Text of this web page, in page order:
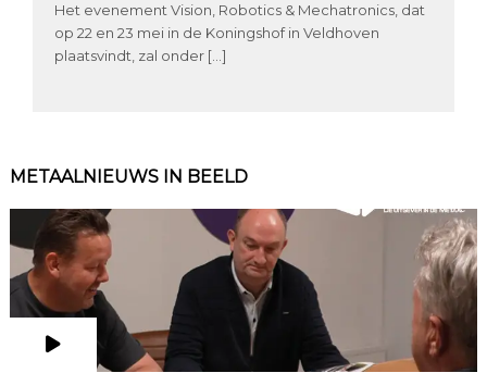
Het evenement Vision, Robotics & Mechatronics, dat
op 22 en 23 mei in de Koningshof in Veldhoven
plaatsvindt, zal onder […]
METAALNIEUWS IN BEELD